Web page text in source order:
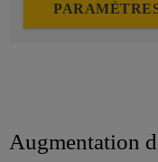
Augmentation